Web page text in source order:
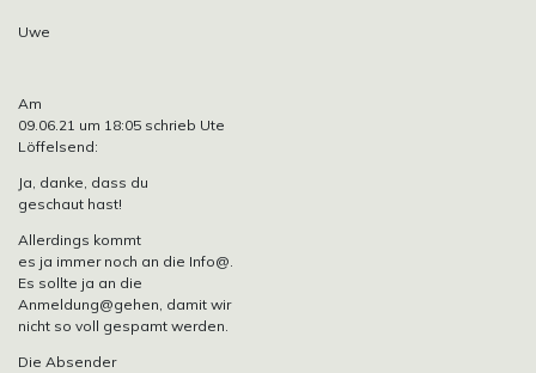
Uwe
Am
09.06.21 um 18:05 schrieb Ute
Löffelsend:
Ja, danke, dass du
geschaut hast!
Allerdings kommt
es ja immer noch an die Info@.
Es sollte ja an die
Anmeldung@gehen, damit wir
nicht so voll gespamt werden.
Die Absender